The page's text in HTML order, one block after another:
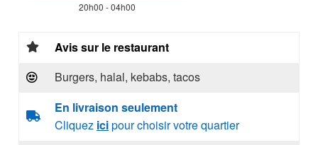
20h00 - 04h00
Avis sur le restaurant
Burgers, halal, kebabs, tacos
En livraison seulement
Cliquez icipour choisir votre quartier